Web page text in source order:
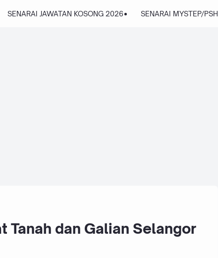
SENARAI JAWATAN KOSONG 2026 SENARAI MYSTEP/PSH
Tanah dan Galian Selangor